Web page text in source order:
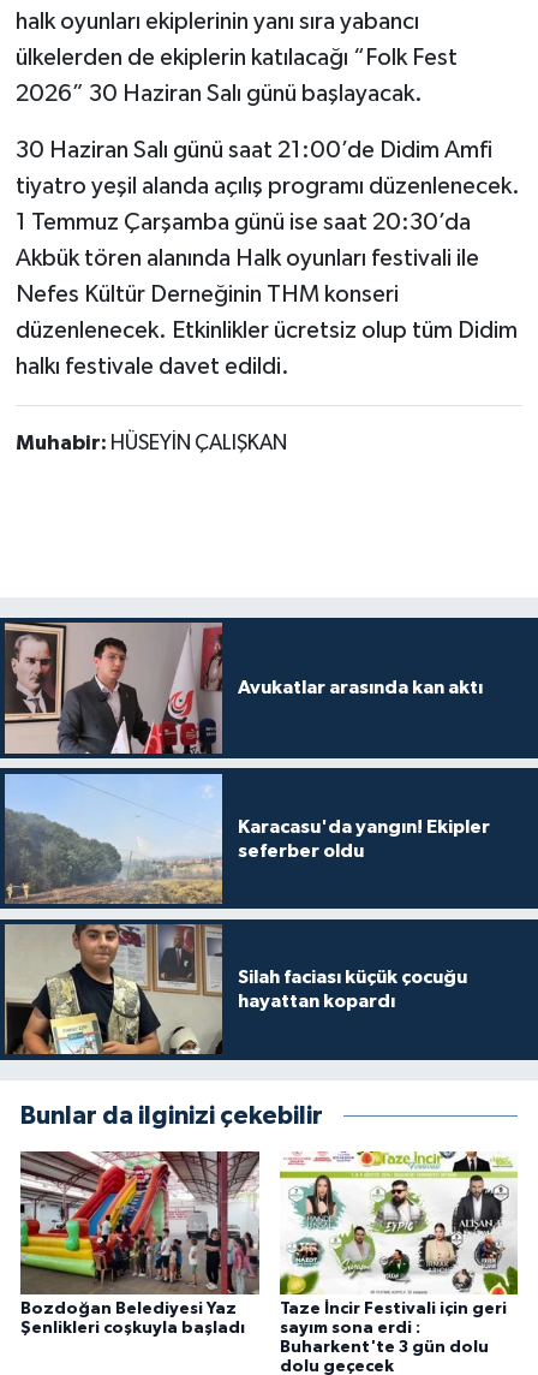
halk oyunları ekiplerinin yanı sıra yabancı
ülkelerden de ekiplerin katılacağı “Folk Fest
2026” 30 Haziran Salı günü başlayacak.
30 Haziran Salı günü saat 21:00’de Didim Amfi
tiyatro yeşil alanda açılış programı düzenlenecek.
1 Temmuz Çarşamba günü ise saat 20:30’da
Akbük tören alanında Halk oyunları festivali ile
Nefes Kültür Derneğinin THM konseri
düzenlenecek. Etkinlikler ücretsiz olup tüm Didim
halkı festivale davet edildi.
Muhabir: HÜSEYİN ÇALIŞKAN
Avukatlar arasında kan aktı
Karacasu'da yangın! Ekipler
seferber oldu
Silah faciası küçük çocuğu
hayattan kopardı
Bunlar da ilginizi çekebilir
Bozdoğan Belediyesi Yaz
Şenlikleri coşkuyla başladı
Taze İncir Festivali için geri
sayım sona erdi :
Buharkent'te 3 gün dolu
dolu geçecek